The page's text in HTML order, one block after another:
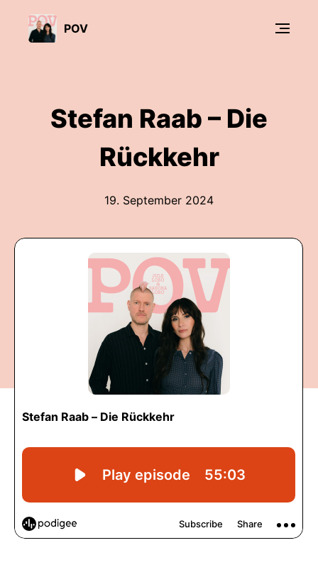
POV
Stefan Raab – Die
Rückkehr
19. September 2024